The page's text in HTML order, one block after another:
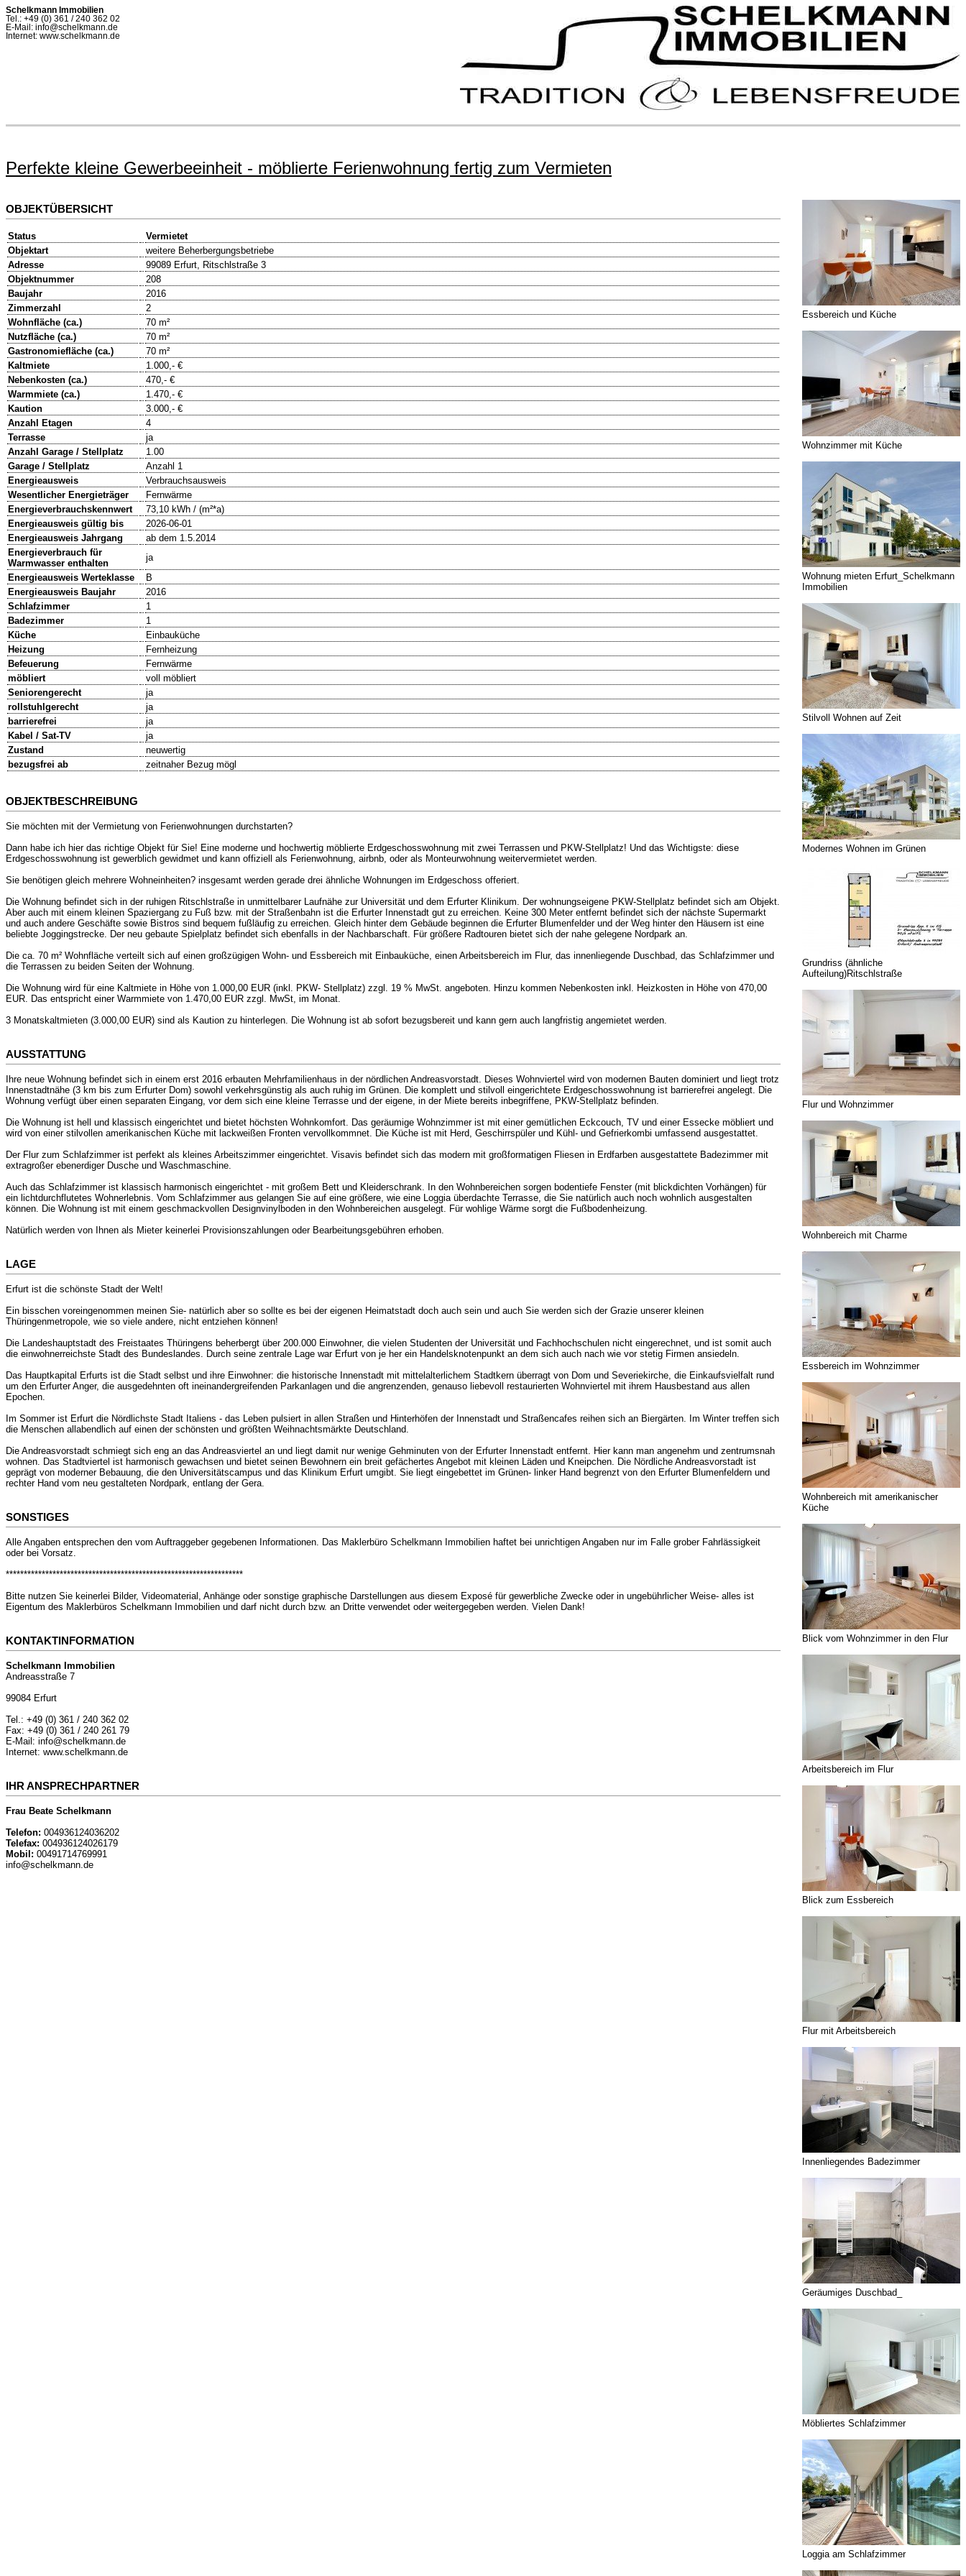
Schelkmann Immobilien
Tel.: +49 (0) 361 / 240 362 02
E-Mail: info@schelkmann.de
Internet: www.schelkmann.de
Perfekte kleine Gewerbeeinheit - möblierte Ferienwohnung fertig zum Vermieten
OBJEKTÜBERSICHT
Status
Vermietet
Objektart
weitere Beherbergungsbetriebe
Adresse
99089 Erfurt, Ritschlstraße 3
Objektnummer
208
Baujahr
2016
Zimmerzahl
2
Wohnfläche (ca.)
70 m²
Nutzfläche (ca.)
70 m²
Gastronomiefläche (ca.)
70 m²
Kaltmiete
1.000,- €
Nebenkosten (ca.)
470,- €
Warmmiete (ca.)
1.470,- €
Kaution
3.000,- €
Anzahl Etagen
4
Terrasse
ja
Anzahl Garage / Stellplatz
1.00
Garage / Stellplatz
Anzahl 1
Energieausweis
Verbrauchsausweis
Wesentlicher Energieträger
Fernwärme
Energieverbrauchskennwert
73,10 kWh / (m²*a)
Energieausweis gültig bis
2026-06-01
Energieausweis Jahrgang
ab dem 1.5.2014
Energieverbrauch für
Warmwasser enthalten
ja
Energieausweis Werteklasse
B
Energieausweis Baujahr
2016
Schlafzimmer
1
Badezimmer
1
Küche
Einbauküche
Heizung
Fernheizung
Befeuerung
Fernwärme
möbliert
voll möbliert
Seniorengerecht
ja
rollstuhlgerecht
ja
barrierefrei
ja
Kabel / Sat-TV
ja
Zustand
neuwertig
bezugsfrei ab
zeitnaher Bezug mögl
OBJEKTBESCHREIBUNG
Sie möchten mit der Vermietung von Ferienwohnungen durchstarten?
Dann habe ich hier das richtige Objekt für Sie! Eine moderne und hochwertig möblierte Erdgeschosswohnung mit zwei Terrassen und PKW-Stellplatz! Und das Wichtigste: diese
Erdgeschosswohnung ist gewerblich gewidmet und kann offiziell als Ferienwohnung, airbnb, oder als Monteurwohnung weitervermietet werden.
Sie benötigen gleich mehrere Wohneinheiten? insgesamt werden gerade drei ähnliche Wohnungen im Erdgeschoss offeriert.
Die Wohnung befindet sich in der ruhigen Ritschlstraße in unmittelbarer Laufnähe zur Universität und dem Erfurter Klinikum. Der wohnungseigene PKW-Stellplatz befindet sich am Objekt.
Aber auch mit einem kleinen Spaziergang zu Fuß bzw. mit der Straßenbahn ist die Erfurter Innenstadt gut zu erreichen. Keine 300 Meter entfernt befindet sich der nächste Supermarkt
und auch andere Geschäfte sowie Bistros sind bequem fußläufig zu erreichen. Gleich hinter dem Gebäude beginnen die Erfurter Blumenfelder und der Weg hinter den Häusern ist eine
beliebte Joggingstrecke. Der neu gebaute Spielplatz befindet sich ebenfalls in der Nachbarschaft. Für größere Radtouren bietet sich der nahe gelegene Nordpark an.
Die ca. 70 m² Wohnfläche verteilt sich auf einen großzügigen Wohn- und Essbereich mit Einbauküche, einen Arbeitsbereich im Flur, das innenliegende Duschbad, das Schlafzimmer und
die Terrassen zu beiden Seiten der Wohnung.
Die Wohnung wird für eine Kaltmiete in Höhe von 1.000,00 EUR (inkl. PKW- Stellplatz) zzgl. 19 % MwSt. angeboten. Hinzu kommen Nebenkosten inkl. Heizkosten in Höhe von 470,00
EUR. Das entspricht einer Warmmiete von 1.470,00 EUR zzgl. MwSt, im Monat.
3 Monatskaltmieten (3.000,00 EUR) sind als Kaution zu hinterlegen. Die Wohnung ist ab sofort bezugsbereit und kann gern auch langfristig angemietet werden.
AUSSTATTUNG
Ihre neue Wohnung befindet sich in einem erst 2016 erbauten Mehrfamilienhaus in der nördlichen Andreasvorstadt. Dieses Wohnviertel wird von modernen Bauten dominiert und liegt trotz
Innenstadtnähe (3 km bis zum Erfurter Dom) sowohl verkehrsgünstig als auch ruhig im Grünen. Die komplett und stilvoll eingerichtete Erdgeschosswohnung ist barrierefrei angelegt. Die
Wohnung verfügt über einen separaten Eingang, vor dem sich eine kleine Terrasse und der eigene, in der Miete bereits inbegriffene, PKW-Stellplatz befinden.
Die Wohnung ist hell und klassisch eingerichtet und bietet höchsten Wohnkomfort. Das geräumige Wohnzimmer ist mit einer gemütlichen Eckcouch, TV und einer Essecke möbliert und
wird von einer stilvollen amerikanischen Küche mit lackweißen Fronten vervollkommnet. Die Küche ist mit Herd, Geschirrspüler und Kühl- und Gefrierkombi umfassend ausgestattet.
Der Flur zum Schlafzimmer ist perfekt als kleines Arbeitszimmer eingerichtet. Visavis befindet sich das modern mit großformatigen Fliesen in Erdfarben ausgestattete Badezimmer mit
extragroßer ebenerdiger Dusche und Waschmaschine.
Auch das Schlafzimmer ist klassisch harmonisch eingerichtet - mit großem Bett und Kleiderschrank. In den Wohnbereichen sorgen bodentiefe Fenster (mit blickdichten Vorhängen) für
ein lichtdurchflutetes Wohnerlebnis. Vom Schlafzimmer aus gelangen Sie auf eine größere, wie eine Loggia überdachte Terrasse, die Sie natürlich auch noch wohnlich ausgestalten
können. Die Wohnung ist mit einem geschmackvollen Designvinylboden in den Wohnbereichen ausgelegt. Für wohlige Wärme sorgt die Fußbodenheizung.
Natürlich werden von Ihnen als Mieter keinerlei Provisionszahlungen oder Bearbeitungsgebühren erhoben.
LAGE
Erfurt ist die schönste Stadt der Welt!
Ein bisschen voreingenommen meinen Sie- natürlich aber so sollte es bei der eigenen Heimatstadt doch auch sein und auch Sie werden sich der Grazie unserer kleinen
Thüringenmetropole, wie so viele andere, nicht entziehen können!
Die Landeshauptstadt des Freistaates Thüringens beherbergt über 200.000 Einwohner, die vielen Studenten der Universität und Fachhochschulen nicht eingerechnet, und ist somit auch
die einwohnerreichste Stadt des Bundeslandes. Durch seine zentrale Lage war Erfurt von je her ein Handelsknotenpunkt an dem sich auch nach wie vor stetig Firmen ansiedeln.
Das Hauptkapital Erfurts ist die Stadt selbst und ihre Einwohner: die historische Innenstadt mit mittelalterlichem Stadtkern überragt von Dom und Severiekirche, die Einkaufsvielfalt rund
um den Erfurter Anger, die ausgedehnten oft ineinandergreifenden Parkanlagen und die angrenzenden, genauso liebevoll restaurierten Wohnviertel mit ihrem Hausbestand aus allen
Epochen.
Im Sommer ist Erfurt die Nördlichste Stadt Italiens - das Leben pulsiert in allen Straßen und Hinterhöfen der Innenstadt und Straßencafes reihen sich an Biergärten. Im Winter treffen sich
die Menschen allabendlich auf einen der schönsten und größten Weihnachtsmärkte Deutschland.
Die Andreasvorstadt schmiegt sich eng an das Andreasviertel an und liegt damit nur wenige Gehminuten von der Erfurter Innenstadt entfernt. Hier kann man angenehm und zentrumsnah
wohnen. Das Stadtviertel ist harmonisch gewachsen und bietet seinen Bewohnern ein breit gefächertes Angebot mit kleinen Läden und Kneipchen. Die Nördliche Andreasvorstadt ist
geprägt von moderner Bebauung, die den Universitätscampus und das Klinikum Erfurt umgibt. Sie liegt eingebettet im Grünen- linker Hand begrenzt von den Erfurter Blumenfeldern und
rechter Hand vom neu gestalteten Nordpark, entlang der Gera.
SONSTIGES
Alle Angaben entsprechen den vom Auftraggeber gegebenen Informationen. Das Maklerbüro Schelkmann Immobilien haftet bei unrichtigen Angaben nur im Falle grober Fahrlässigkeit
oder bei Vorsatz.
******************************************************************
Bitte nutzen Sie keinerlei Bilder, Videomaterial, Anhänge oder sonstige graphische Darstellungen aus diesem Exposé für gewerbliche Zwecke oder in ungebührlicher Weise- alles ist
Eigentum des Maklerbüros Schelkmann Immobilien und darf nicht durch bzw. an Dritte verwendet oder weitergegeben werden. Vielen Dank!
KONTAKTINFORMATION
Schelkmann Immobilien
Andreasstraße 7
99084 Erfurt
Tel.: +49 (0) 361 / 240 362 02
Fax: +49 (0) 361 / 240 261 79
E-Mail: info@schelkmann.de
Internet: www.schelkmann.de
IHR ANSPRECHPARTNER
Frau Beate Schelkmann
Telefon: 004936124036202
Telefax: 004936124026179
Mobil: 00491714769991
info@schelkmann.de
Essbereich und Küche
Wohnzimmer mit Küche
Wohnung mieten Erfurt_Schelkmann
Immobilien
Stilvoll Wohnen auf Zeit
Modernes Wohnen im Grünen
Grundriss (ähnliche
Aufteilung)Ritschlstraße
Flur und Wohnzimmer
Wohnbereich mit Charme
Essbereich im Wohnzimmer
Wohnbereich mit amerikanischer
Küche
Blick vom Wohnzimmer in den Flur
Arbeitsbereich im Flur
Blick zum Essbereich
Flur mit Arbeitsbereich
Innenliegendes Badezimmer
Geräumiges Duschbad_
Möbliertes Schlafzimmer
Loggia am Schlafzimmer